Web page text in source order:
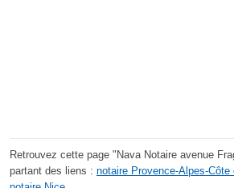
Retrouvez cette page "Nava Notaire avenue
partant des liens : notaire Provence-Alpes-Côte